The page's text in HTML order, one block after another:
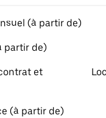
(à partir de)
partir de)
et
(à partir de)